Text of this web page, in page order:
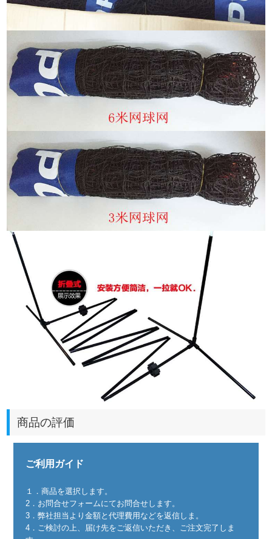
商品の評価
ご利用ガイド
１．商品を選択します。
2．お問合せフォームにてお問合せします。
3．弊社担当より金額と代理費用などを返信しま。
4．ご検討の上、届け先をご返信いただき、ご注文完了しま